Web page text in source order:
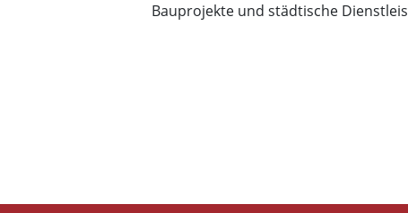
Bauprojekte und städtische